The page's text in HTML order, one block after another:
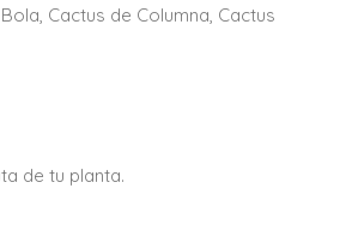
, Cactus de Columna, Cactus
de tu planta.